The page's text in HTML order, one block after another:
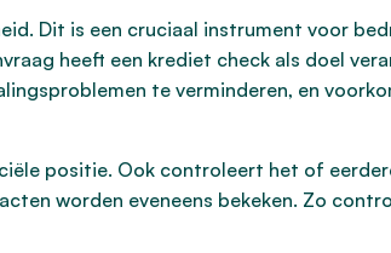
Dit is een cruciaal instrument voor
heeft een krediet check als doel
te verminderen, en
positie. Ook controleert het of
worden eveneens bekeken. Zo